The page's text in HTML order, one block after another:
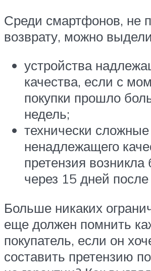
Среди смартфонов, не
возврату, можно
устройства
качества, если с
покупки прошло
недель;
технически
ненадлежащего
претензия
через 15 дней после
Больше никаких
еще должен помнить
покупатель, если он
составить претензию